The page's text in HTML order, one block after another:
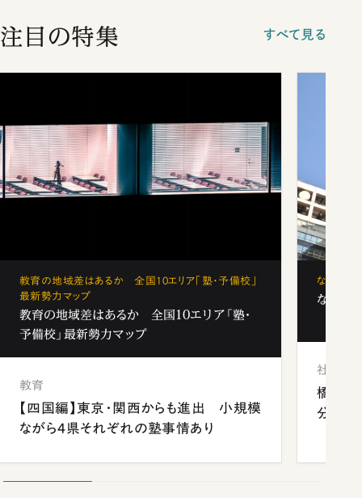
注目の特集 すべて見る
教育の地域差はあるか 全国10エリア「塾・予備校」
最新勢力マップ
教育の地域差はあるか 全国10エリア「塾・
予備校」最新勢力マップ
教育
【四国編】東京・関西からも進出 小規模
ながら4県それぞれの塾事情あり
なぜ「フ
なぜ「
社会
橋本愛
分 佐